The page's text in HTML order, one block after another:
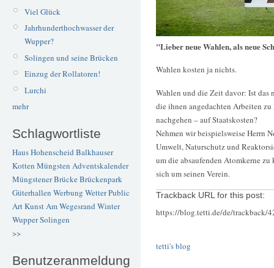
Viel Glück
Jahrhunderthochwasser der
Wupper?
Solingen und seine Brücken
Einzug der Rollatoren!
Lurchi
mehr
Schlagwortliste
Haus Hohenscheid Balkhauser
Kotten Müngsten Adventskalender
Müngstener BrückeBrückenpark
Güterhallen Werbung WetterPublic
ArtKunstAm Wegesrand Winter
WupperSolingen
>>
Benutzeranmeldung
"Lieber neue Wahlen, als neue
Wahlen kosten ja nichts.
Wahlen und die Zeit davor: Ist
die ihnen angedachten Arbeiten
nachgehen – auf Staatskosten?
Nehmen wir beispielsweise Herrn
Umwelt, Naturschutz und
um die absaufenden Atomkerne
sich um seinen Verein.
Trackback URL for this post:
https://blog.tetti.de/de/trackback/
tetti's blog